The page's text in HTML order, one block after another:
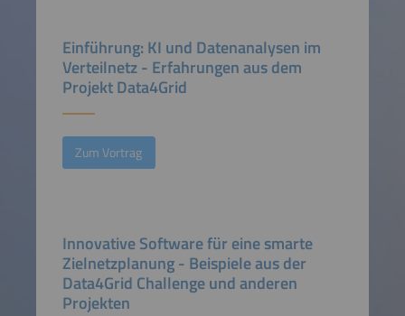
Einführung: KI und Datenanalysen im
Verteilnetz - Erfahrungen aus dem
Projekt Data4Grid
Zum Vortrag
Innovative Software für eine smarte
Zielnetzplanung - Beispiele aus der
Data4Grid Challenge und anderen
Projekten